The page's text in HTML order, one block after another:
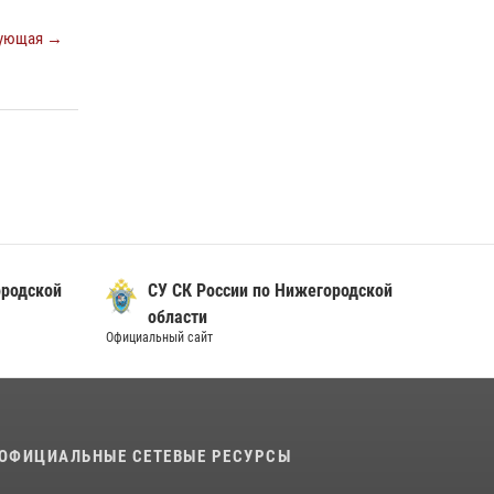
→
СУ СК России по Нижегородской
области
Официальный сайт
СЕТЕВЫЕ РЕСУРСЫ